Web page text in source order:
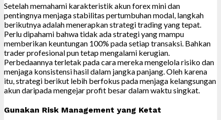
Setelah memahami karakteristik akun forex mini dan
pentingnya menjaga stabilitas pertumbuhan modal, langkah
berikutnya adalah menerapkan strategi trading yang tepat.
Perlu dipahami bahwa tidak ada strategi yang mampu
memberikan keuntungan 100% pada setiap transaksi. Bahkan
trader profesional pun tetap mengalami kerugian.
Perbedaannya terletak pada cara mereka mengelola risiko dan
menjaga konsistensi hasil dalam jangka panjang. Oleh karena
itu, strategi berikut lebih berfokus pada menjaga kelangsungan
akun daripada mengejar profit besar dalam waktu singkat.
Gunakan Risk Management yang Ketat